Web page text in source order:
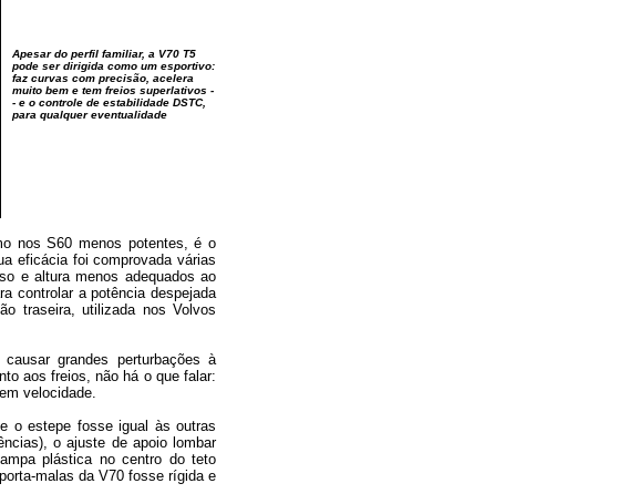
Apesar do perfil familiar, a V70 T5
pode ser dirigida como um esportivo:
faz curvas com precisão, acelera
muito bem e tem freios superlativos -
- e o controle de estabilidade DSTC,
para qualquer eventualidade
nos S60 menos potentes, é o
eficácia foi comprovada várias
e altura menos adequados ao
controlar a potência despejada
traseira, utilizada nos Volvos
grandes perturbações à
aos freios, não há o que falar:
velocidade.
o estepe fosse igual às outras
o ajuste de apoio lombar
plástica no centro do teto
malas da V70 fosse rígida e